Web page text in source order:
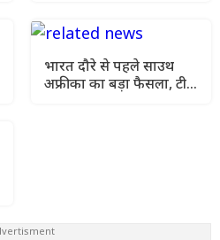
भारत दौरे से पहले साउथ
अफ्रीका का बड़ा फैसला, टीम